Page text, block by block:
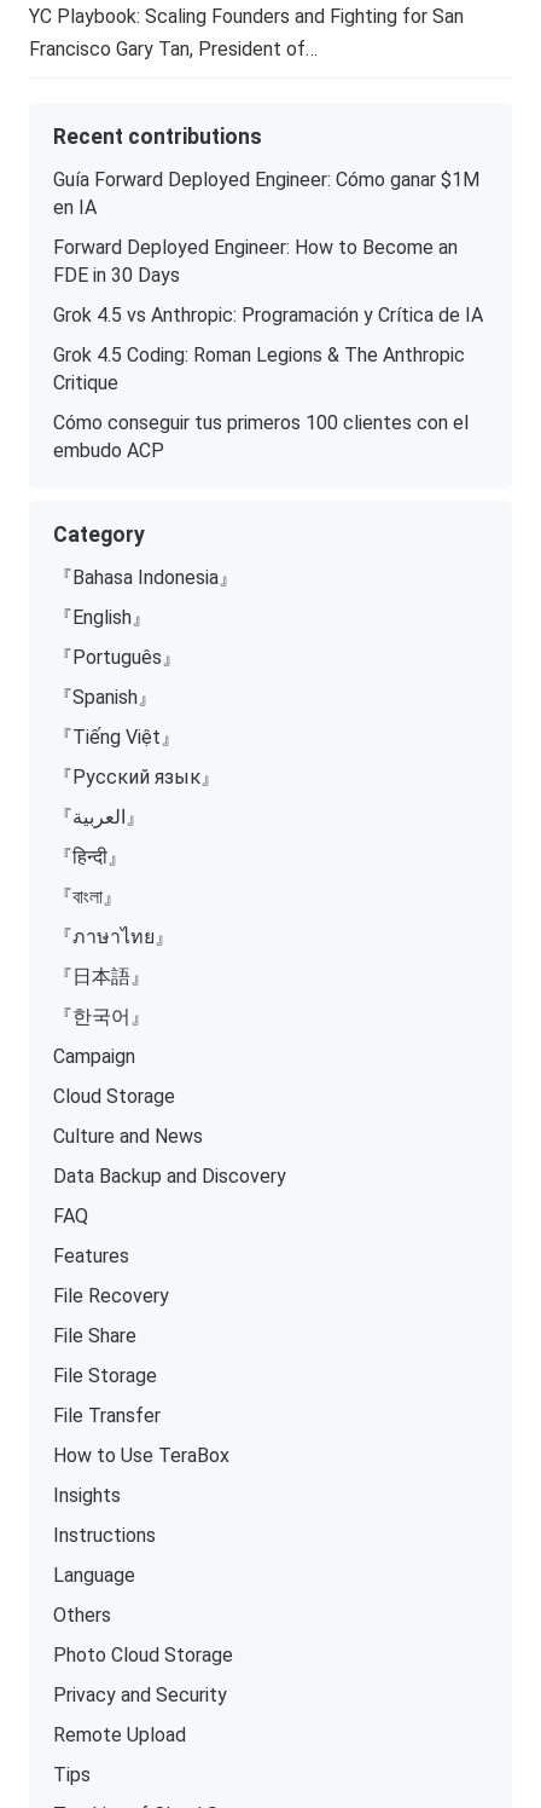
YC Playbook: Scaling Founders and Fighting for San
Francisco Gary Tan, President of…
Recent contributions
Guía Forward Deployed Engineer: Cómo ganar $1M
en IA
Forward Deployed Engineer: How to Become an
FDE in 30 Days
Grok 4.5 vs Anthropic: Programación y Crítica de IA
Grok 4.5 Coding: Roman Legions & The Anthropic
Critique
Cómo conseguir tus primeros 100 clientes con el
embudo ACP
Category
『Bahasa Indonesia』
『English』
『Português』
『Spanish』
『Tiếng Việt』
『Русский язык』
『العربية』
『हिन्दी』
『বাংলা』
『ภาษาไทย』
『日本語』
『한국어』
Campaign
Cloud Storage
Culture and News
Data Backup and Discovery
FAQ
Features
File Recovery
File Share
File Storage
File Transfer
How to Use TeraBox
Insights
Instructions
Language
Others
Photo Cloud Storage
Privacy and Security
Remote Upload
Tips